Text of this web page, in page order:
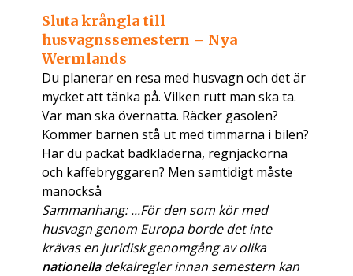
Sluta krångla till
husvagnssemestern – Nya
Wermlands
Du planerar en resa med husvagn och det är
mycket att tänka på. Vilken rutt man ska ta.
Var man ska övernatta. Räcker gasolen?
Kommer barnen stå ut med timmarna i bilen?
Har du packat badkläderna, regnjackorna
och kaffebryggaren? Men samtidigt måste
manockså
Sammanhang: ...För den som kör med
husvagn genom Europa borde det inte
krävas en juridisk genomgång av olika
nationelladekalregler innan semestern kan